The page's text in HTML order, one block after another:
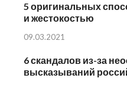
5 оригинальных
и жестокостью
09.03.2021
6 скандалов из-за
высказываний